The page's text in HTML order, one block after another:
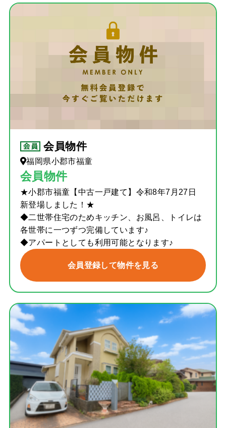
会員物件
福岡県小郡市福童
会員物件
★小郡市福童【中古一戸建て】令和8年7月27日
新登場しました！★
◆二世帯住宅のためキッチン、お風呂、トイレは
各世帯に一つずつ完備しています♪
◆アパートとしても利用可能となります♪
会員登録して物件を見る